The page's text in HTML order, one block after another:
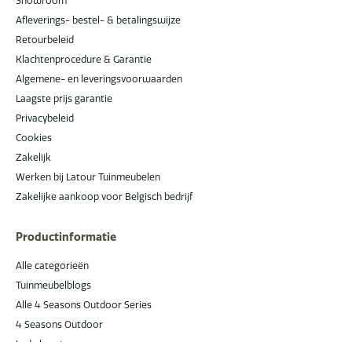
Afleverings- bestel- & betalingswijze
Retourbeleid
Klachtenprocedure & Garantie
Algemene- en leveringsvoorwaarden
Laagste prijs garantie
Privacybeleid
Cookies
Zakelijk
Werken bij Latour Tuinmeubelen
Zakelijke aankoop voor Belgisch bedrijf
Productinformatie
Alle categorieën
Tuinmeubelblogs
Alle 4 Seasons Outdoor Series
4 Seasons Outdoor